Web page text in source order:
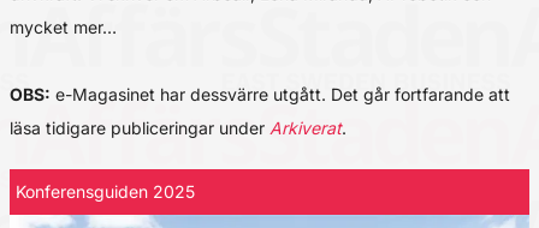
mycket mer…
OBS: e-Magasinet har dessvärre utgått. Det går fortfarande att
läsa tidigare publiceringar under Arkiverat.
Konferensguiden 2025